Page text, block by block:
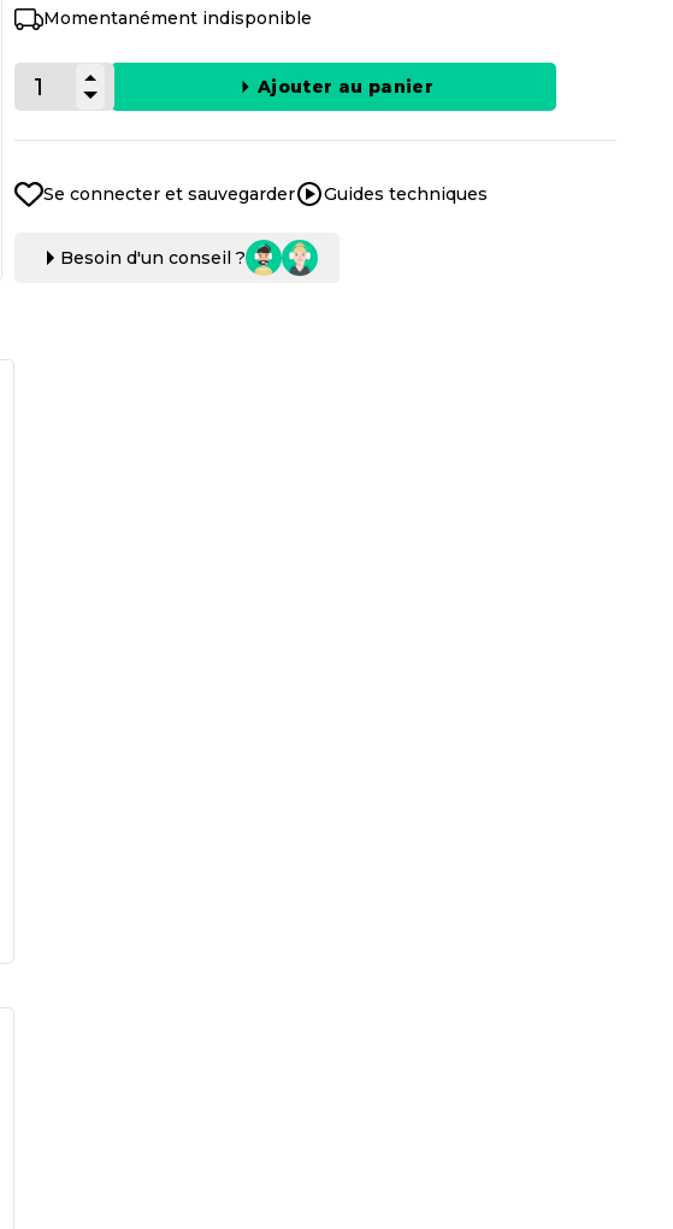
Momentanément indisponible
Ajouter au panier
Se connecter et sauvegarder Guides techniques
Besoin d'un conseil ?